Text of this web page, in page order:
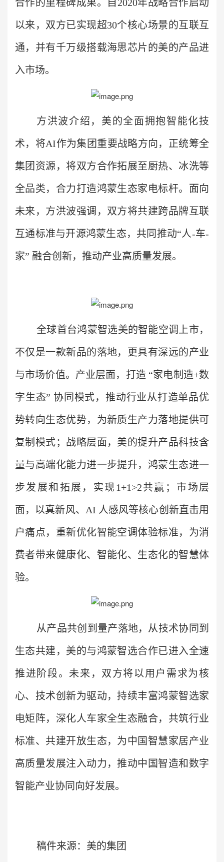
合作的里程碑成果。自2020年战略合作启动
以来，双方已实现超30个核心场景的互联互
通，并有千万级搭载海思芯片的美的产品进
入市场。
方洪波介绍，美的全面拥抱智能化技
术，将AI作为集团重要战略方向，正统筹全
集团资源，将双方合作拓展至厨热、冰洗等
全品类，合力打造鸿蒙生态家电标杆。面向
未来，方洪波强调，双方将共建跨品牌互联
互通标准与开源鸿蒙生态，共同推动“人-车-
家” 融合创新，推动产业高质量发展。
全球首台鸿蒙智选美的智能空调上市，
不仅是一款新品的落地，更具有深远的产业
与市场价值。产业层面，打造 “家电制造+数
字生态” 协同模式，推动行业从打造单品优
势转向生态优势，为新质生产力落地提供可
复制模式；战略层面，美的提升产品科技含
量与高端化能力进一步提升，鸿蒙生态进一
步发展和拓展，实现1+1>2共赢；市场层
面，以真新风、AI 人感风等核心创新直击用
户痛点，重新优化智能空调体验标准，为消
费者带来健康化、智能化、生态化的智慧体
验。
从产品共创到量产落地，从技术协同到
生态共建，美的与鸿蒙智选合作已进入全速
推进阶段。未来，双方将以用户需求为核
心、技术创新为驱动，持续丰富鸿蒙智选家
电矩阵，深化人车家全生态融合，共筑行业
标准、共建开放生态，为中国智慧家居产业
高质量发展注入动力，推动中国智造和数字
智能产业协同向好发展。
稿件来源：美的集团